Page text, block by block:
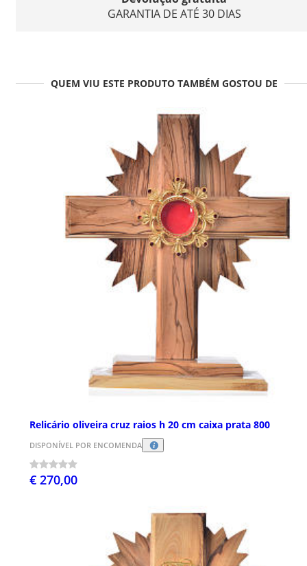
GARANTIA DE ATÉ 30 DIAS
QUEM VIU ESTE PRODUTO TAMBÉM GOSTOU DE
Relicário oliveira cruz raios h 20 cm caixa prata 800
DISPONÍVEL POR ENCOMENDA
€ 270,00